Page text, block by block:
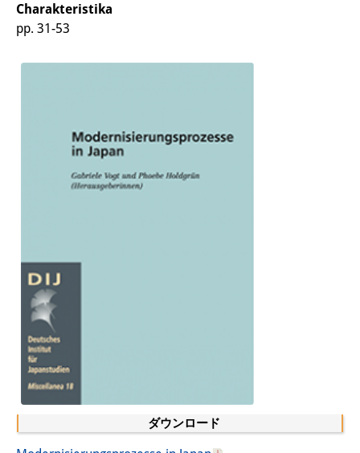
ミスセラネアシリーズ
開館時間：月曜日～金曜日 午前10
時～午後4時
案内
OPAC
板東コレクション
三か国語対照人口学用語集
日本の大学所蔵特殊コレクション
Join us!
ダウンロード
Charakteristika
pp. 31-53